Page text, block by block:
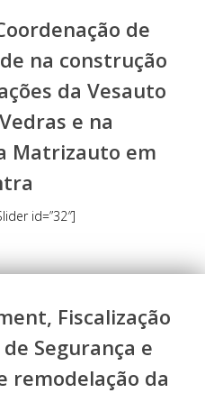
de
na construção
da Vesauto
e na
Matrizauto em
id=”32″]
Fiscalização
Segurança e
remodelação da